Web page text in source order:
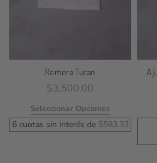
Remera Tucan
$3,500.00
Seleccionar Opciones
6 cuotas sin interés de $583.33